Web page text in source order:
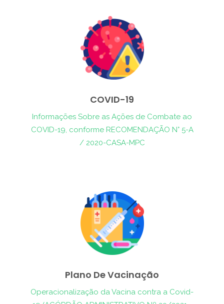
COVID-19
Informações Sobre as Ações de Combate ao
COVID-19, conforme RECOMENDAÇÃO N° 5-A
/ 2020-CASA-MPC
Plano De Vacinação
Operacionalização da Vacina contra a Covid-